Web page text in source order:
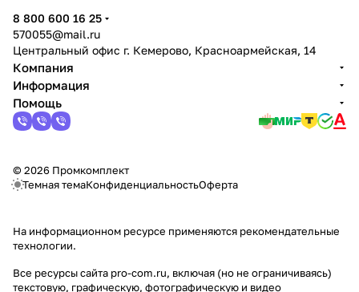
8 800 600 16 25
570055@mail.ru
Центральный офис г. Кемерово, Красноармейская, 14
Компания
Информация
Помощь
© 2026 Промкомплект
Темная темаКонфиденциальностьОферта
На информационном ресурсе применяются рекомендательные
технологии.
Все ресурсы сайта pro-com.ru, включая (но не ограничиваясь)
текстовую, графическую, фотографическую и видео